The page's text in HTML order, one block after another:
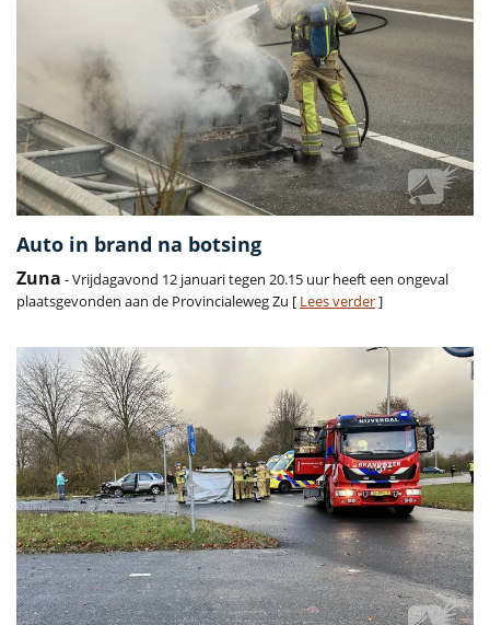
Auto in brand na botsing
Zuna - Vrijdagavond 12 januari tegen 20.15 uur heeft een ongeval
plaatsgevonden aan de Provincialeweg Zu [ Lees verder]